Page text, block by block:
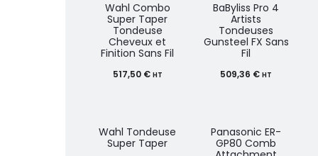
Wahl Combo
Super Taper
Tondeuse
Cheveux et
Finition Sans Fil
517,50 € HT
BaByliss Pro 4
Artists
Tondeuses
Gunsteel FX Sans
Fil
509,36 € HT
Wahl Tondeuse
Super Taper
Panasonic ER-
GP80 Comb